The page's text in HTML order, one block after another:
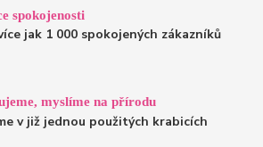
spokojenosti
jak 1 000 spokojených zákazníků
myslíme na přírodu
v již jednou použitých krabicích